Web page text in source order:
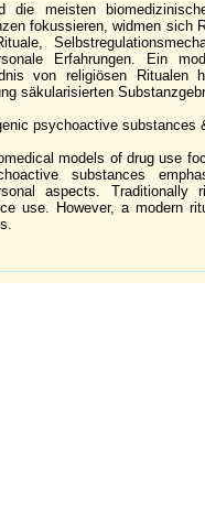
die meisten
fokussieren, widmen sich
Erfahrungen. Ein
von religiösen Ritualen
säkularisierten
psychoactive substances
models of drug use
substances
aspects.
use. However, a modern